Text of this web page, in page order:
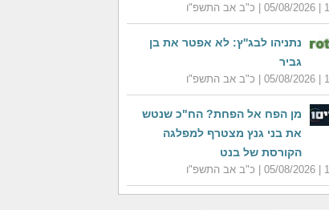
נתניהו לבג''ץ: לא אפטר את בן
גביר
מן הפח אל הפחת? הח"כ שנטש
את בני גנץ מצטרף למפלגה
הקורסת של בנט